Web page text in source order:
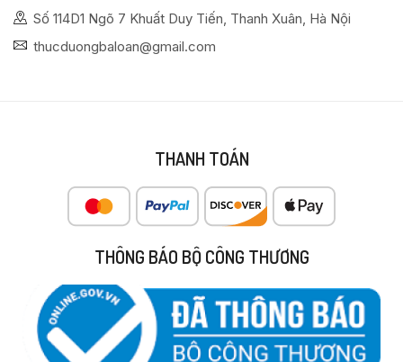
Số 114D1 Ngõ 7 Khuất Duy Tiến, Thanh Xuân, Hà Nội
thucduongbaloan@gmail.com
THANH TOÁN
THÔNG BÁO BỘ CÔNG THƯƠNG